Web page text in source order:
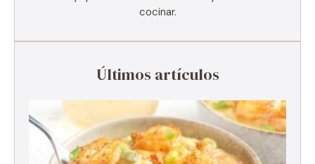
cocinar.
Últimos artículos